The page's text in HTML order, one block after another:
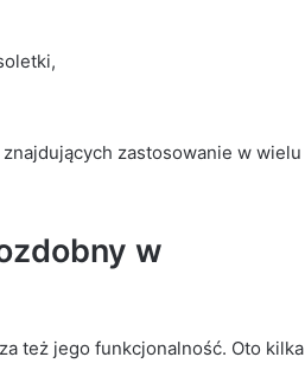
zastosowanie w wielu
w
też jego funkcjonalność. Oto kilka